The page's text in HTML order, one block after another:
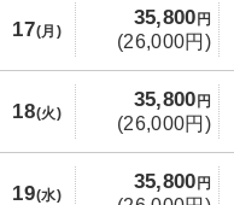
17(月)
35,800 円
(26,000円)
18(火)
35,800 円
(26,000円)
19(水)
35,800 円